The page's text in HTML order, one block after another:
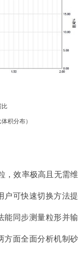
比
积分布）
，效率极高且无需维
户可快速切换方法提
能同步测量粒形并输
方面全面分析机制砂